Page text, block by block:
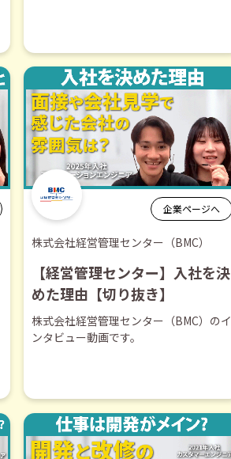
企業ページへ
株式会社経営管理センター（BMC）
【経営管理センター】入社を決
めた理由【切り抜き】
株式会社経営管理センター（BMC）のイ
ンタビュー動画です。